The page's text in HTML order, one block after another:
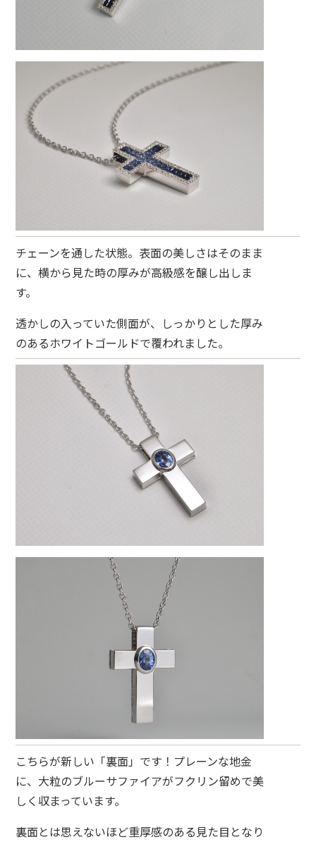
チェーンを通した状態。表面の美しさはそのまま
に、横から見た時の厚みが高級感を醸し出しま
す。
透かしの入っていた側面が、しっかりとした厚み
のあるホワイトゴールドで覆われました。
こちらが新しい「裏面」です！プレーンな地金
に、 大粒のブルーサファイアがフクリン留めで美
しく収まっています。
裏面とは思えないほど重厚感のある見た目となり